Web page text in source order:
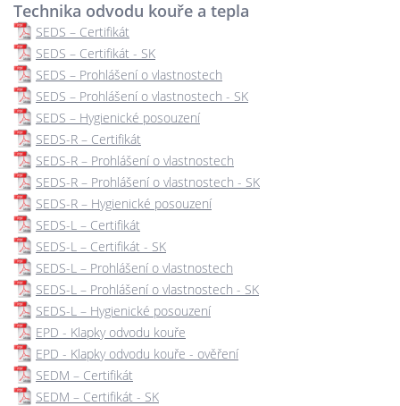
Technika odvodu kouře a tepla
SEDS – Certifikát
SEDS – Certifikát - SK
SEDS – Prohlášení o vlastnostech
SEDS – Prohlášení o vlastnostech - SK
SEDS – Hygienické posouzení
SEDS-R – Certifikát
SEDS-R – Prohlášení o vlastnostech
SEDS-R – Prohlášení o vlastnostech - SK
SEDS-R – Hygienické posouzení
SEDS-L – Certifikát
SEDS-L – Certifikát - SK
SEDS-L – Prohlášení o vlastnostech
SEDS-L – Prohlášení o vlastnostech - SK
SEDS-L – Hygienické posouzení
EPD - Klapky odvodu kouře
EPD - Klapky odvodu kouře - ověření
SEDM – Certifikát
SEDM – Certifikát - SK